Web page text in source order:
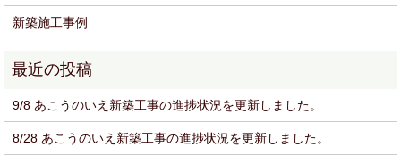
新築施工事例
9/8 あこうのいえ新築工事の進捗状況を更新しました。
8/28 あこうのいえ新築工事の進捗状況を更新しました。